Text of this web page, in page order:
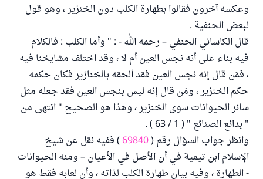
وعكسه آخرون فقالوا بطهارة الكلب دون الخنزير ، وهو قول
لبعض الحنفية .
قال الكاساني الحنفي – رحمه الله - : " وأما الكلب : فالكلام
فيه بناء على أنه نجس العين أم لا ، وقد اختلف مشايخنا فيه
، فمَن قال إنه نجس العين فقد ألحقه بالخنازير فكان حكمه
حكم الخنزير ، ومَن قال إنه ليس بنجس العين فقد جعله مثل
سائر الحيوانات سوى الخنزير ، وهذا هو الصحيح " انتهى من
" بدائع الصنائع " ( 1 / 63 ) .
وانظر جواب السؤال رقم (69840 ) ففيه نقل عن شيخ
الإسلام ابن تيمية في أن الأصل في الأعيان – ومنه الحيوانات
- الطهارة ، وفيه بيان طهارة الكلب لذاته ، وأن لعابه فقط هو